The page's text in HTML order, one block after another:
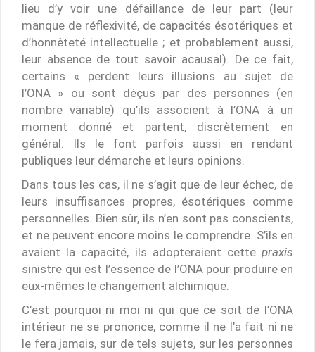
lieu d’y voir une défaillance de leur part (leur
manque de réflexivité, de capacités ésotériques et
d’honnêteté intellectuelle ; et probablement aussi,
leur absence de tout savoir acausal). De ce fait,
certains « perdent leurs illusions au sujet de
l’ONA » ou sont déçus par des personnes (en
nombre variable) qu’ils associent à l’ONA à un
moment donné et partent, discrètement en
général. Ils le font parfois aussi en rendant
publiques leur démarche et leurs opinions.
Dans tous les cas, il ne s’agit que de leur échec, de
leurs insuffisances propres, ésotériques comme
personnelles. Bien sûr, ils n’en sont pas conscients,
et ne peuvent encore moins le comprendre. S’ils en
avaient la capacité, ils adopteraient cette praxis
sinistre qui est l’essence de l’ONA pour produire en
eux-mêmes le changement alchimique.
C’est pourquoi ni moi ni qui que ce soit de l’ONA
intérieur ne se prononce, comme il ne l’a fait ni ne
le fera jamais, sur de tels sujets, sur les personnes